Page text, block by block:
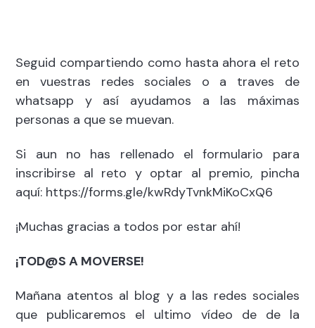
Seguid compartiendo como hasta ahora el reto
en vuestras redes sociales o a traves de
whatsapp y así ayudamos a las máximas
personas a que se muevan.
Si aun no has rellenado el formulario para
inscribirse al reto y optar al premio, pincha
aquí: https://forms.gle/kwRdyTvnkMiKoCxQ6
¡Muchas gracias a todos por estar ahí!
¡TOD@S A MOVERSE!
Mañana atentos al blog y a las redes sociales
que publicaremos el ultimo vídeo de de la